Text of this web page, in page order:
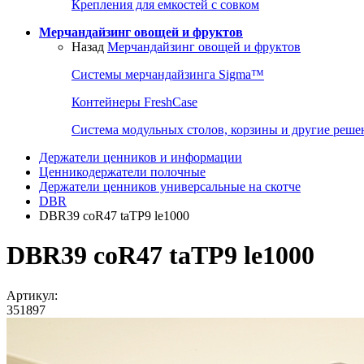
Крепления для емкостей с совком
Мерчандайзинг овощей и фруктов
Назад Мерчандайзинг овощей и фруктов
Системы мерчандайзинга Sigma™
Контейнеры FreshCase
Система модульных столов, корзины и другие
Держатели ценников и информации
Ценникодержатели полочные
Держатели ценников универсальные на скотче
DBR
DBR39 coR47 taTP9 le1000
DBR39 coR47 taTP9 le1000
Артикул:
351897